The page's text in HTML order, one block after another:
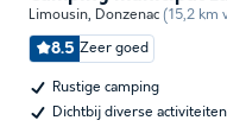
Limousin, Donzenac (15,2 km
8.5 Zeer goed
Rustige camping
Dichtbij diverse activiteiten